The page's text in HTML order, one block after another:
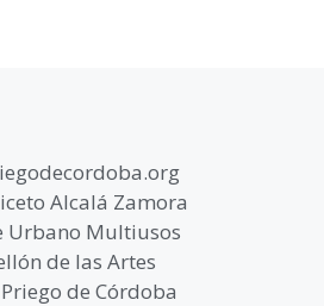
Alcalá Zamora
Urbano Multiusos
de las Artes
de Córdoba